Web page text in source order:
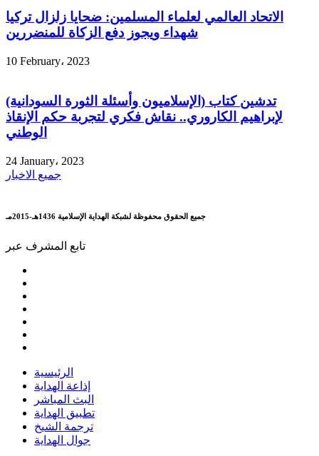
الاتحاد العالمي لعلماء المسلمين: ضحايا زلزال تركيا
شهداء ويجوز دفع الزكاة للمنضررين
10 February، 2023
تدشين كتاب (الإسلاميون وأسئلة الثورة السودانية)
لإبراهيم الكاروري.. نقاش فكري لتجربة حكم الإنقاذ
الوطني
24 January، 2023
جميع الاخبار
جميع الحقوق محفوظة لشبكة الهداية الإسلامية 1436هـ-2015مـ
تابع المشرف عبر
الرئيسية
إذاعة الهداية
البث المباشر
تطبيق الهداية
ترجمة الشيخ
جوال الهداية